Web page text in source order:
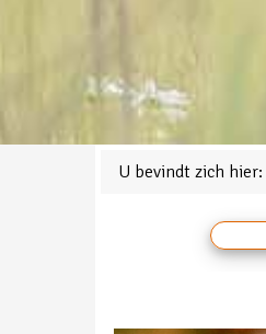
U bevindt zich hier: